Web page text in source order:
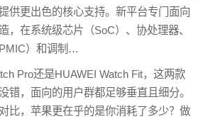
供更出色的核心支持。新平台专门面向
，在系统级芯片（SoC）、协处理器、
）和调制…
Pro还是HUAWEI Watch Fit，这两款
错，面向的用户群都足够垂直且细分。
比，苹果更在乎的是你消耗了多少？做